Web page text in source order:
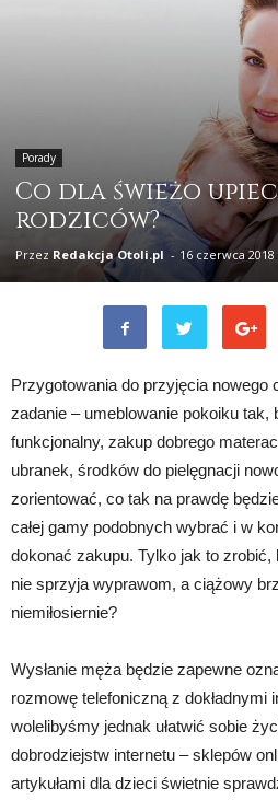
Porady
Co dla świeżo
rodziców?
Przez Redakcja Otoli.pl - 16 czerwca 2018
Przygotowania do przyjęcia nowego
zadanie – umeblowanie pokoiku tak,
funkcjonalny, zakup dobrego
ubranek, środków do pielęgnacji
zorientować, co tak na prawdę
całej gamy podobnych wybrać i w
dokonać zakupu. Tylko jak to zrobić,
nie sprzyja wyprawom, a ciążowy
niemiłosiernie?
Wysłanie męża będzie zapewne
rozmowę telefoniczną z dokładnymi
wolelibyśmy jednak ułatwić sobie
dobrodziejstw internetu – sklepów
artykułami dla dzieci świetnie